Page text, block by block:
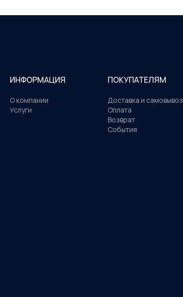
ИНФОРМАЦИЯ
О компании
Услуги
ПОКУПАТЕЛЯМ
Доставка и самовывоз
Оплата
Возврат
События